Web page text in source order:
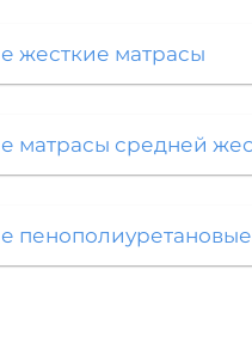
жесткие матрасы
матрасы средней